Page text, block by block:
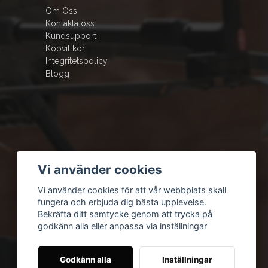
Om Oss
Kontakta oss
Kundsupport
Köpvillkor
Integritetspolicy
Blogg
Vi använder cookies
Vi använder cookies för att vår webbplats skall
fungera och erbjuda dig bästa upplevelse.
Bekräfta ditt samtycke genom att trycka på
godkänn alla eller anpassa via inställningar
Godkänn alla Inställningar